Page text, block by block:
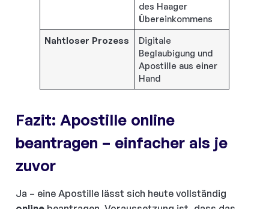
des Haager
Übereinkommens
Nahtloser Prozess
Digitale
Beglaubigung und
Apostille aus einer
Hand
Fazit: Apostille online
beantragen – einfacher als je
zuvor
Ja – eine Apostille lässt sich heute vollständig